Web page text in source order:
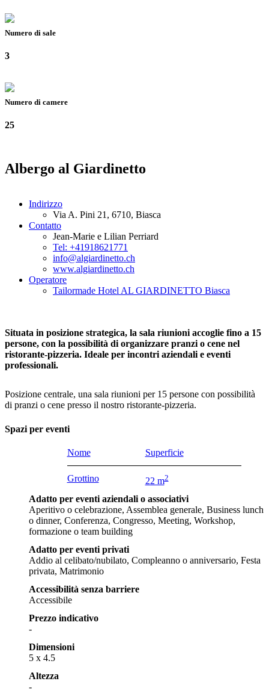
Numero di sale
3
Numero di camere
25
Albergo al Giardinetto
Indirizzo
Via A. Pini 21, 6710, Biasca
Contatto
Jean-Marie e Lilian Perriard
Tel: +41918621771
info@algiardinetto.ch
www.algiardinetto.ch
Operatore
Tailormade Hotel AL GIARDINETTO Biasca
Situata in posizione strategica, la sala riunioni accoglie fino a 15
persone, con la possibilità di organizzare pranzi o cene nel
ristorante-pizzeria. Ideale per incontri aziendali e eventi
professionali.
Posizione centrale, una sala riunioni per 15 persone con possibilità
di pranzi o cene presso il nostro ristorante-pizzeria.
Spazi per eventi
Nome Superficie
Grottino 22 m2
Adatto per eventi aziendali o associativi
Aperitivo o celebrazione, Assemblea generale, Business lunch
o dinner, Conferenza, Congresso, Meeting, Workshop,
formazione o team building
Adatto per eventi privati
Addio al celibato/nubilato, Compleanno o anniversario, Festa
privata, Matrimonio
Accessibilità senza barriere
Accessibile
Prezzo indicativo
-
Dimensioni
5 x 4.5
Altezza
-